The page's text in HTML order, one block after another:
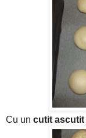
Cu un cutit ascutit